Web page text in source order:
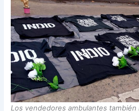
Los vendedores ambulantes